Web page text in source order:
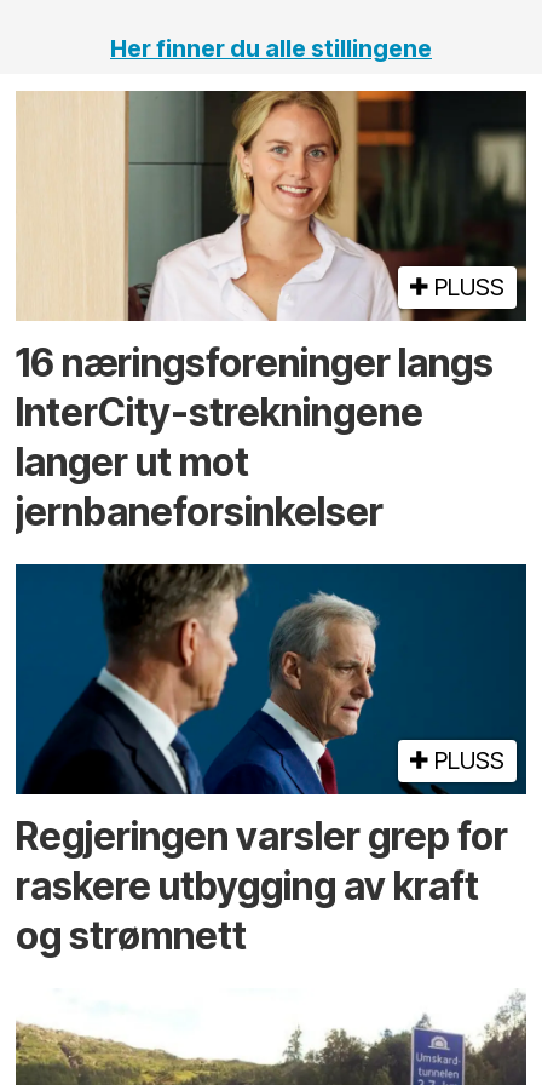
Her finner du alle stillingene
PLUSS
16 næringsforeninger langs
InterCity-strekningene
langer ut mot
jernbaneforsinkelser
PLUSS
Regjeringen varsler grep for
raskere utbygging av kraft
og strømnett